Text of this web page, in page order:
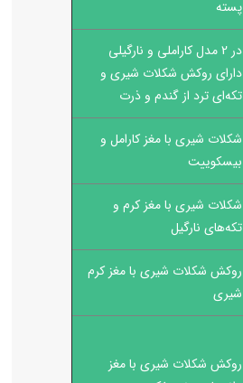
پسته
در 2 مدل کاراملی و نارگیلی
دارای روکش شکلات شیری و
تکه‌ای ترد از گندم و ذرت
شکلات شیری با مغز کارامل و
بیسکوییت
شکلات شیری با مغز کرم و
تکه‌های نارگیل
روکش شکلات شیری با مغز کرم
شیری
روکش شکلات شیری با مغز